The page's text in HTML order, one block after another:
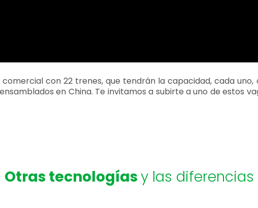
con 22 trenes, que tendrán la capacidad, cada
en China. Te invitamos a subirte a uno de estos
Otras tecnologíasy las diferencias